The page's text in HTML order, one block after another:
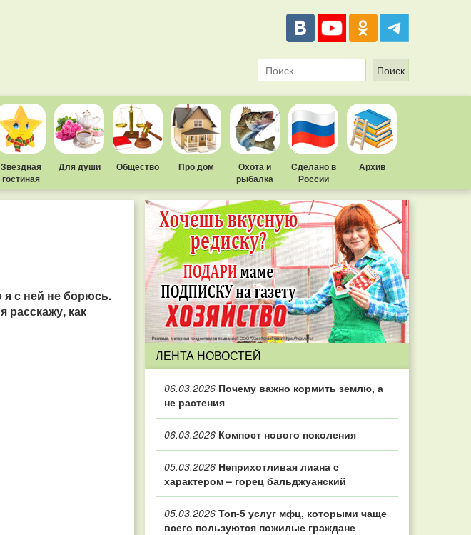
Звездная
гостиная
Для души Общество Про дом
Охота и
рыбалка
Сделано в
России
Архив
я с ней не борюсь.
расскажу, как
ЛЕНТА НОВОСТЕЙ
06.03.2026 Почему важно кормить землю, а
не растения
06.03.2026 Компост нового поколения
05.03.2026 Неприхотливая лиана с
характером – горец бальджуанский
05.03.2026 Топ‑5 услуг мфц, которыми чаще
всего пользуются пожилые граждане